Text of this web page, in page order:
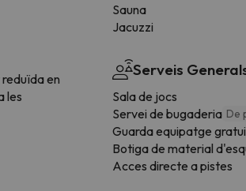
en
les
Sauna
Jacuzzi
Serveis
Sala de jocs
Servei de bugaderia De
Guarda equipatge
Botiga de material
Acces directe a pistes